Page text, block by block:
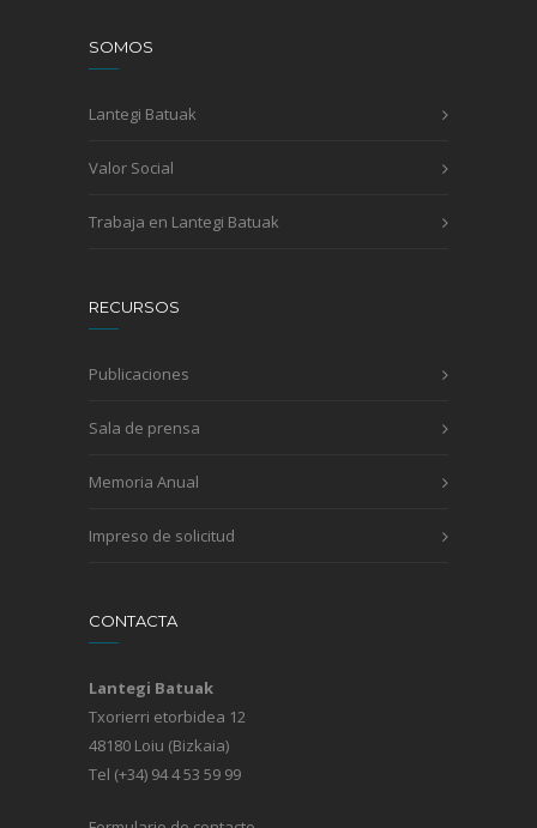
SOMOS
Lantegi Batuak
Valor Social
Trabaja en Lantegi Batuak
RECURSOS
Publicaciones
Sala de prensa
Memoria Anual
Impreso de solicitud
CONTACTA
Lantegi Batuak
Txorierri etorbidea 12
48180 Loiu (Bizkaia)
Tel (+34) 94 4 53 59 99